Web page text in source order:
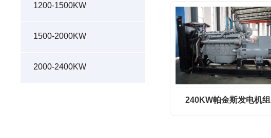
1200-1500KW
1500-2000KW
2000-2400KW
240KW帕金斯发电机组